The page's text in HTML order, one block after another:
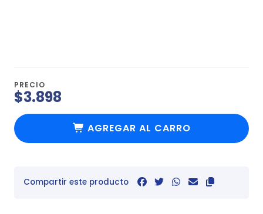
PRECIO
$3.898
AGREGAR AL CARRO
Compartir este producto